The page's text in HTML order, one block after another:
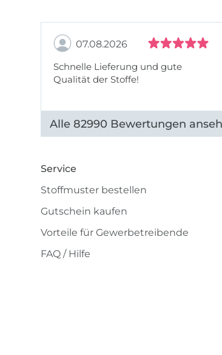
07.08.2026
Schnelle Lieferung und gute
Qualität der Stoffe!
Alle 82990 Bewertungen
Service
Stoffmuster bestellen
Gutschein kaufen
Vorteile für Gewerbetreibende
FAQ / Hilfe